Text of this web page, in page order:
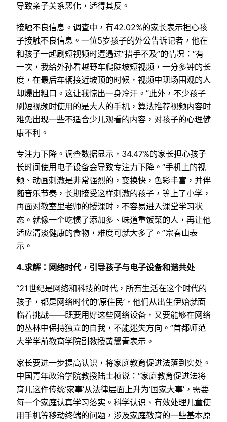
导致亲子关系恶化，适得其反。
接触不良信息。调查中，有42.02%的家长表示担心孩
子接触不良信息。一位5岁孩子的外公告诉记者，他在
和孩子一起刷短视频时遭遇过“措手不及”的情况：“有
一次，我给外孙看越野车爬陡坡短视频，一分多钟的长
度，在最后车辆接近坡顶的时候，视频中现场围观的人
却爆出粗口。这让我惊出一身冷汗。”此外，不少孩子
刷短视频时使用的是大人的手机，算法推荐视频内容时
难免出现一些不适合少儿观看的内容，对孩子的心理健
康不利。
专注力下降。调查数据显示，34.47%的家长担心孩子
长时间使用电子设备会导致专注力下降。“手机上的视
频、动画刺激是非常强烈的，变换快，色彩丰富，并伴
随音乐节奏，长期接受这样刺激的孩子，等上了小学，
再面对教室里老师的授课时，不容易进入课堂学习状
态。就像一个吃惯了添加多、味道重饭菜的人，再让他
适应清淡健康的食物，难度可就大多了。”宗春山表
示。
4.求解：网络时代，引导孩子与电子设备和谐共处
“21世纪是网络和科技的时代，所有生活在这个时代的
孩子，都是网络时代的‘原住民’，他们从出生伊始就面
临着挑战——既要用好这些网络设备，又要能够在网络
的丛林中保持独立的自我，不能迷失方向。”首都师范
大学学前教育学院副教授黄翯青表示。
家长要进一步提高认识，将家庭教育促进法落到实处。
中国青年政治学院教授陆士桢说：“家庭教育促进法将
育儿这件传统‘家事’从法律层面上升为‘国家大事’，需要
每一个家庭认真学习落实。科学认识、有效处理儿童使
用手机等移动终端的问题，涉及家庭教育的一些基本原